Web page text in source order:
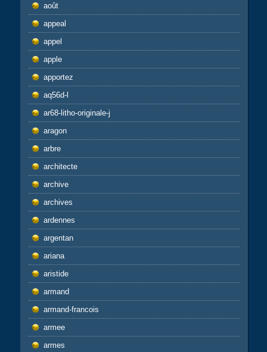
août
appeal
appel
apple
apportez
aq56d-l
ar68-litho-originale-j
aragon
arbre
architecte
archive
archives
ardennes
argentan
ariana
aristide
armand
armand-francois
armee
armes